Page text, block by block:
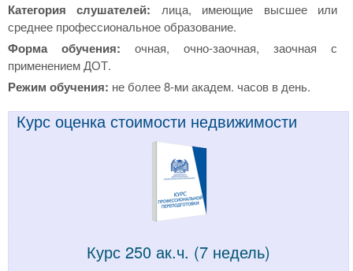
Категория слушателей: лица, имеющие высшее или
среднее профессиональное образование.
Форма обучения: очная, очно-заочная, заочная с
применением ДОТ.
Режим обучения: не более 8-ми академ. часов в день.
Курс оценка стоимости недвижимости
Курс 250 ак.ч. (7 недель)